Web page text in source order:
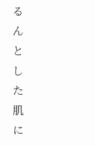
る
ん
と
し
た
肌
に